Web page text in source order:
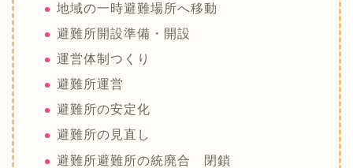
地域の一時避難場所へ移動
避難所開設準備・開設
運営体制つくり
避難所運営
避難所の安定化
避難所の見直し
避難所避難所の統廃合 閉鎖